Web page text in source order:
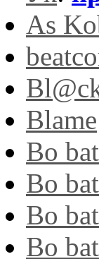
As
Blame
Bo
Bo
Bo
Bo